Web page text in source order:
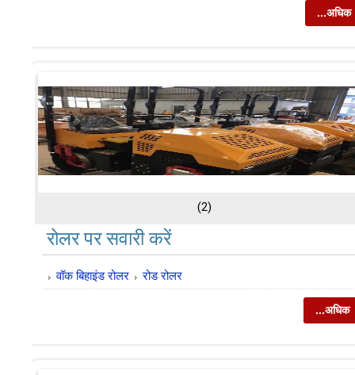
...अधिक
(2)
रोलर पर सवारी करें
वॉक बिहाइंड रोलर रोड रोलर
...अधिक